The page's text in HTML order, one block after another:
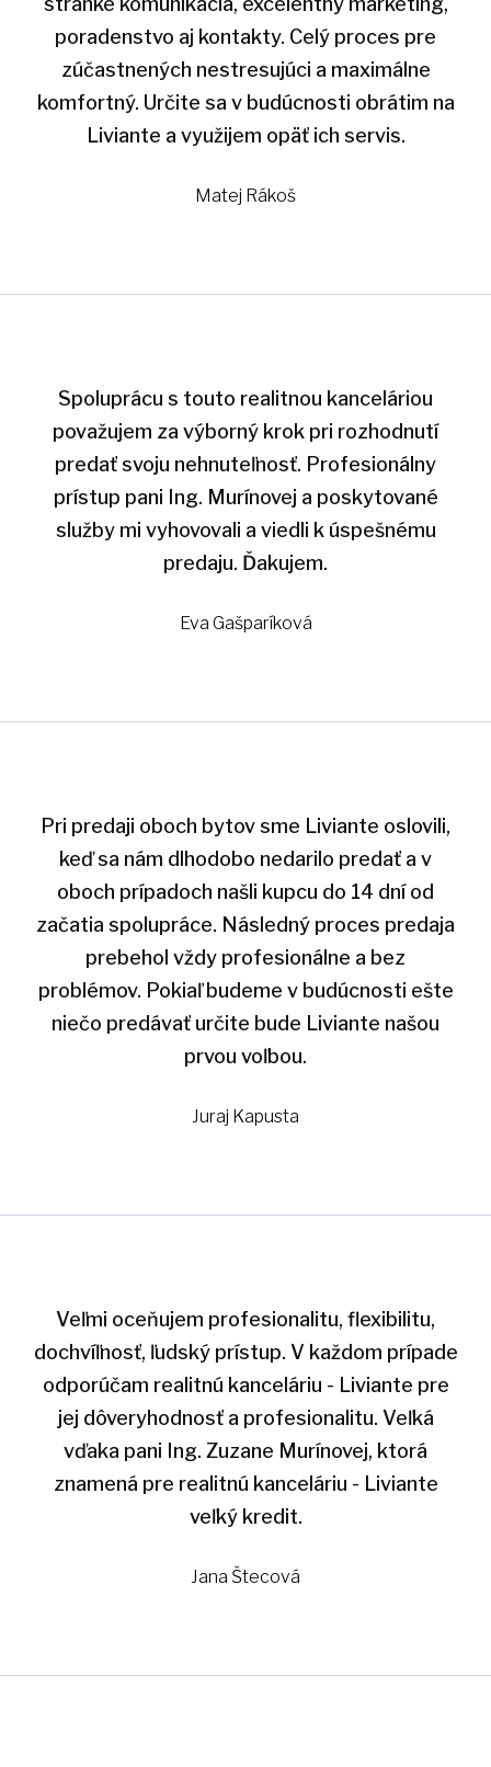
poradenstvo aj kontakty. Celý proces pre
zúčastnených nestresujúci a maximálne
komfortný. Určite sa v budúcnosti obrátim na
Liviante a využijem opäť ich servis.
Matej Rákoš
Spoluprácu s touto realitnou kanceláriou
považujem za výborný krok pri rozhodnutí
predať svoju nehnuteľnosť. Profesionálny
prístup pani Ing. Murínovej a poskytované
služby mi vyhovovali a viedli k úspešnému
predaju. Ďakujem.
Eva Gašparíková
Pri predaji oboch bytov sme Liviante oslovili,
keď sa nám dlhodobo nedarilo predať a v
oboch prípadoch našli kupcu do 14 dní od
začatia spolupráce. Následný proces predaja
prebehol vždy profesionálne a bez
problémov. Pokiaľ budeme v budúcnosti ešte
niečo predávať určite bude Liviante našou
prvou voľbou.
Juraj Kapusta
Veľmi oceňujem profesionalitu, flexibilitu,
dochvíľnosť, ľudský prístup. V každom prípade
odporúčam realitnú kanceláriu - Liviante pre
jej dôveryhodnosť a profesionalitu. Veľká
vďaka pani Ing. Zuzane Murínovej, ktorá
znamená pre realitnú kanceláriu - Liviante
veľký kredit.
Jana Štecová